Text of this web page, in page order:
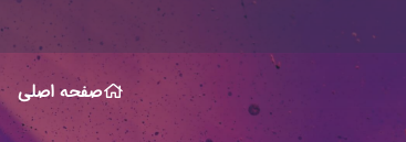
صفحه اصلی